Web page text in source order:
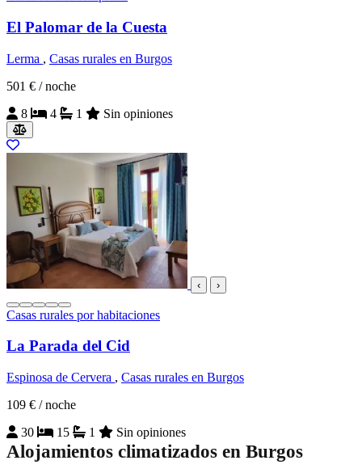
El Palomar de la Cuesta
Lerma , Casas rurales en Burgos
501 € / noche
8
4 1 Sin opiniones
‹ ›
Casas rurales por habitaciones
La Parada del Cid
Espinosa de Cervera , Casas rurales en Burgos
109 € / noche
30
15 1 Sin opiniones
Alojamientos climatizados en Burgos